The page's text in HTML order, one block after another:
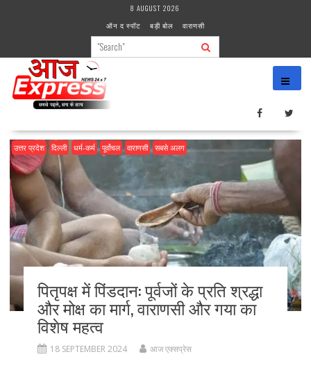
8 AUGUST 2026
ऑन द स्पॉट
बड़ी बोल वाराणसी
उत्तर प्रदेश दिल्ली धर्म-कर्म पूर्वांचल वाराणसी सबसे अलग
पितृपक्ष में पिंडदान: पूर्वजों के प्रति श्रद्धा
और मोक्ष का मार्ग, वाराणसी और गया का
विशेष महत्व
18 SEPTEMBER 2024 आज एक्सप्रेस